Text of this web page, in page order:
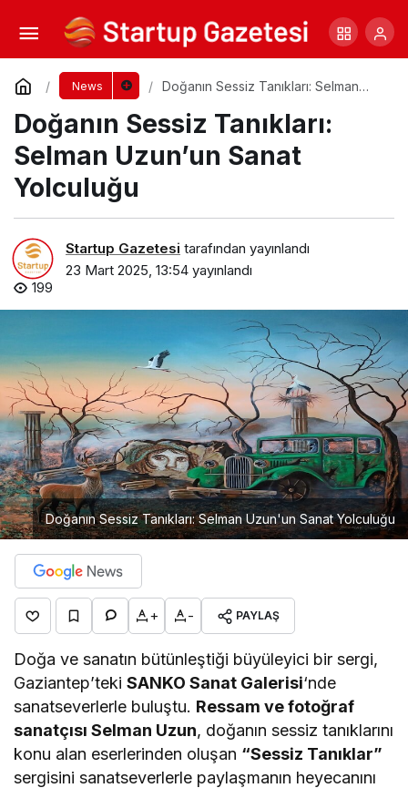
News
Doğanın Sessiz Tanıkları: Selman
Doğanın Sessiz Tanıkları:
Selman Uzun’un Sanat
Yolculuğu
Startup Gazetesi tarafından yayınlandı
23 Mart 2025, 13:54 yayınlandı
199
Doğanın Sessiz Tanıkları: Selman Uzun'un Sanat Yolculuğu
+ - PAYLAŞ
Doğa ve sanatın bütünleştiği büyüleyici bir sergi,
Gaziantep’tekiSANKO Sanat Galerisi‘nde
sanatseverlerle buluştu. Ressam ve fotoğraf
sanatçısı Selman Uzun, doğanın sessiz tanıklarını
konu alan eserlerinden oluşan “Sessiz Tanıklar”
sergisini sanatseverlerle paylaşmanın heyecanını
Ramazan Ayında Enerjinizi Koruyarak Oruç
Tutmanın Püf Noktaları
Yorum Yap